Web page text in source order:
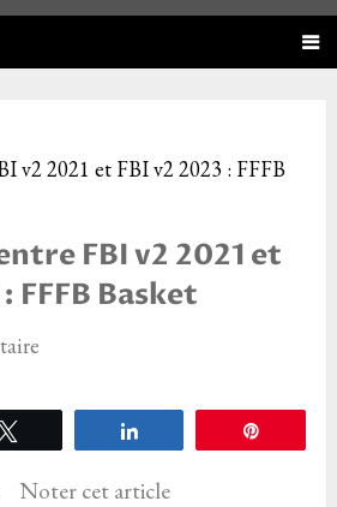
v2 2021 et FBI v2 2023 : FFFB
FBI v2 2021 et
FFFB Basket
Noter cet article